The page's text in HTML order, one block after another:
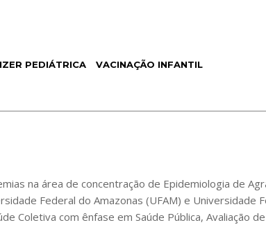
PEDIÁTRICA VACINAÇÃO INFANTIL
na área de concentração de Epidemiologia de
Federal do Amazonas (UFAM) e Universidade
Coletiva com ênfase em Saúde Pública, Avaliação